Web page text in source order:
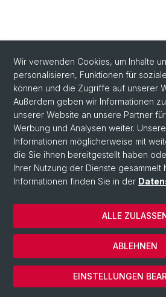
Wir verwenden Cookies, um Inhalte
personalisieren, Funktionen für
können und die Zugriffe auf unserer
Außerdem geben wir Informationen
unserer Website an unsere Partner
Werbung und Analysen weiter.
Informationen möglicherweise mit
die Sie ihnen bereitgestellt haben
Ihrer Nutzung der Dienste gesammelt
Informationen finden Sie in der
EINSTELLUNGEN
ABLEHNEN
ALLE